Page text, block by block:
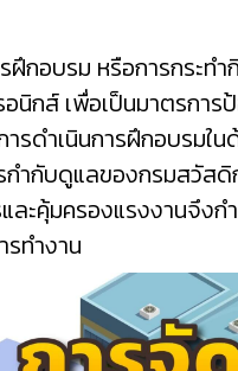
บรม หรือการกระทำกิ
นิกส์ เพื่อเป็นมาตรกา
ดำเนินการฝึกอบรมใ
กำกับดูแลของกรมสวัส
ละคุ้มครองแรงงานจึง
ทำงาน